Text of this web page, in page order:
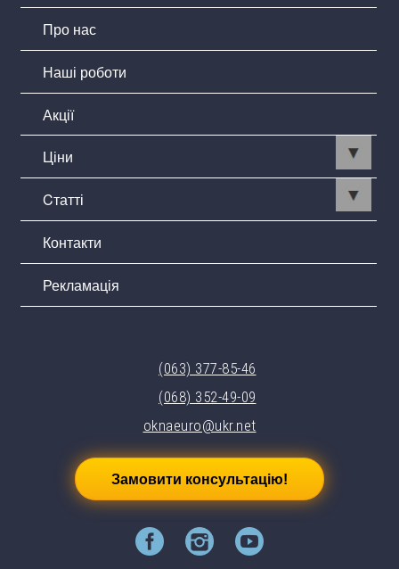
Про нас
Наші роботи
Акції
Ціни
Cтатті
Контакти
Рекламація
Замовити консультацію!
(063) 377-85-46
(068) 352-49-09
oknaeuro@ukr.net